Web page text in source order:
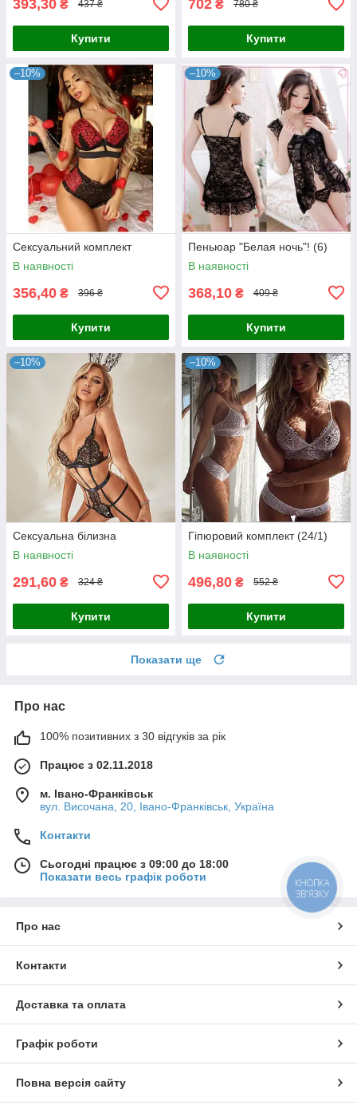
393,30 ₴ 437 ₴
Купити
702 ₴ 780 ₴
Купити
–10%
Сексуальний комплект
В наявності
356,40 ₴ 396 ₴
Купити
–10%
Пеньюар "Белая ночь"! (6)
В наявності
368,10 ₴ 409 ₴
Купити
–10%
Сексуальна білизна
В наявності
291,60 ₴ 324 ₴
Купити
–10%
Гіпюровий комплект (24/1)
В наявності
496,80 ₴ 552 ₴
Купити
Показати ще
Про нас
100% позитивних з 30 відгуків за рік
Працює з 02.11.2018
м. Івано-Франківськ
вул. Височана, 20, Івано-Франківськ, Україна
Контакти
Сьогодні працює з 09:00 до 18:00
Показати весь графік роботи
Про нас
Контакти
Доставка та оплата
Графік роботи
Повна версія сайту
КНОПКА
ЗВ'ЯЗКУ